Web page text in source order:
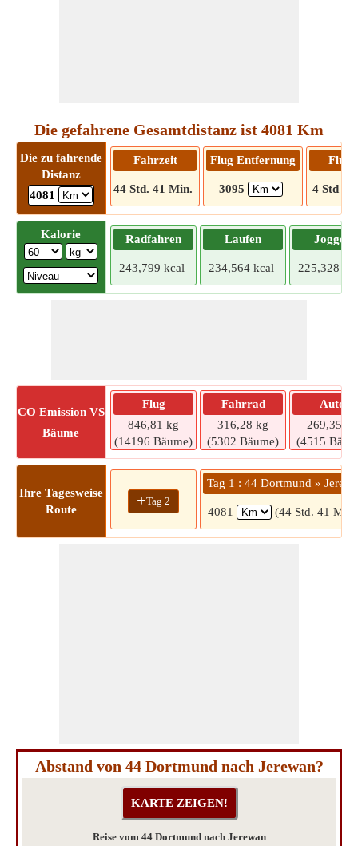
Die gefahrene Gesamtdistanz ist 4081 Km
Die zu fahrende
Distanz
4081
Fahrzeit
44 Std. 41 Min.
Flug Entfernung
3095 4 Std
Kalorie Radfahren
243,799 kcal
Laufen
234,564 kcal
Joggen
225,328
CO Emission VS
Bäume
Flug
846,81 kg
(14196 Bäume)
Fahrrad
316,28 kg
(5302 Bäume)
Auto
269,35 kg
(4515
Ihre Tagesweise
Route
+Tag 2
Tag 1 : 44 Dortmund »
4081 (44 Std. 41
Abstand von 44 Dortmund nach Jerewan?
Reise vom 44 Dortmund nach Jerewan